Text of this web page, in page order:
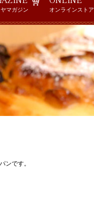
マガジン オンラインストア
ンです。